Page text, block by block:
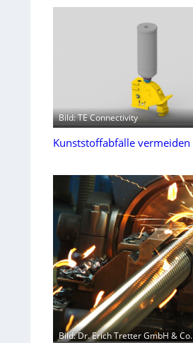
Bild: TE Connectivity
Kunststoffabfälle vermeiden
Bild: Dr. Erich Tretter GmbH & Co.